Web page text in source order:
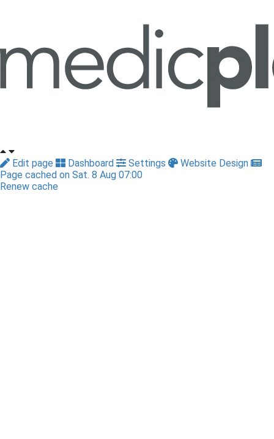
Edit page Dashboard Settings
Website Design
Page cached on Sat. 8 Aug 07:00
Renew cache